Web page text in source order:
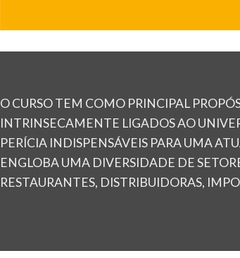
O CURSO TEM COMO PRINCIPAL
INTRINSECAMENTE LIGADOS AO
PERÍCIA INDISPENSÁVEIS PARA UMA
ENGLOBA UMA DIVERSIDADE DE
RESTAURANTES, DISTRIBUIDORAS,